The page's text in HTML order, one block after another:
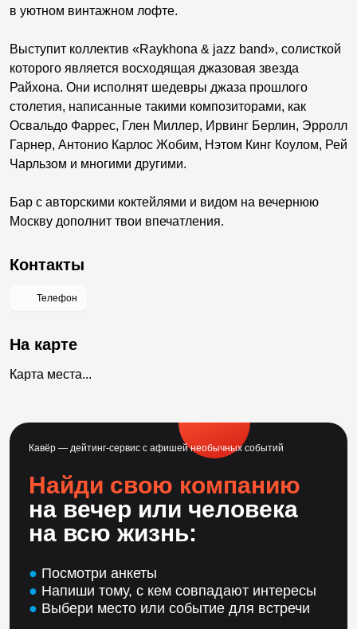
в уютном винтажном лофте.
Выступит коллектив «Raykhona & jazz band», солисткой
которого является восходящая джазовая звезда
Райхона. Они исполнят шедевры джаза прошлого
столетия, написанные такими композиторами, как
Освальдо Фаррес, Глен Миллер, Ирвинг Берлин, Эрролл
Гарнер, Антонио Карлос Жобим, Нэтом Кинг Коулом, Рей
Чарльзом и многими другими.
Бар с авторскими коктейлями и видом на вечернюю
Москву дополнит твои впечатления.
Контакты
Телефон
На карте
Карта места...
Кавёр — дейтинг-сервис с афишей необычных событий
Найди свою компанию
на вечер или человека
на всю жизнь:
● Посмотри анкеты
● Напиши тому, с кем совпадают интересы
● Выбери место или событие для встречи